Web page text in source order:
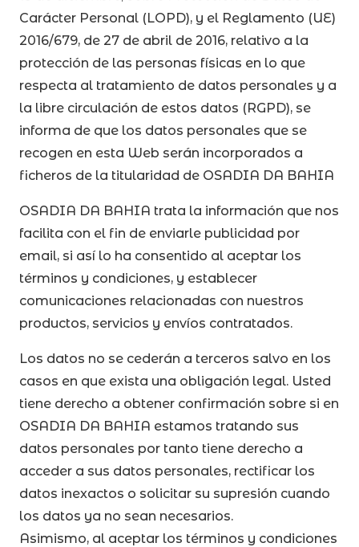
Carácter Personal (LOPD), y el Reglamento (UE)
2016/679, de 27 de abril de 2016, relativo a la
protección de las personas físicas en lo que
respecta al tratamiento de datos personales y a
la libre circulación de estos datos (RGPD), se
informa de que los datos personales que se
recogen en esta Web serán incorporados a
ficheros de la titularidad de OSADIA DA BAHIA
OSADIA DA BAHIA trata la información que nos
facilita con el fin de enviarle publicidad por
email, si así lo ha consentido al aceptar los
términos y condiciones, y establecer
comunicaciones relacionadas con nuestros
productos, servicios y envíos contratados.
Los datos no se cederán a terceros salvo en los
casos en que exista una obligación legal. Usted
tiene derecho a obtener confirmación sobre si en
OSADIA DA BAHIA estamos tratando sus
datos personales por tanto tiene derecho a
acceder a sus datos personales, rectificar los
datos inexactos o solicitar su supresión cuando
los datos ya no sean necesarios.
Asimismo, al aceptar los términos y condiciones